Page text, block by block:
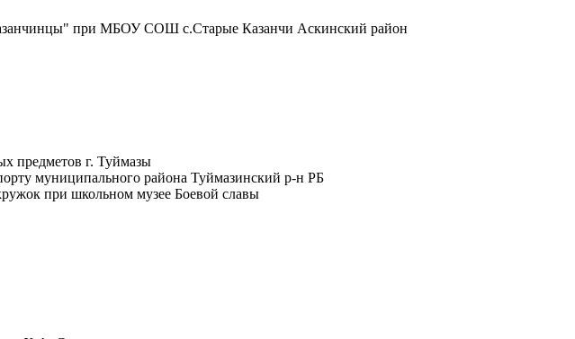
при МБОУ СОШ с.Старые Казанчи Аскинский район
предметов г. Туймазы
муниципального района Туймазинский р-н РБ
при школьном музее Боевой славы